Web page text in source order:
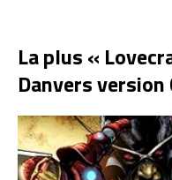
La plus «
Danvers version